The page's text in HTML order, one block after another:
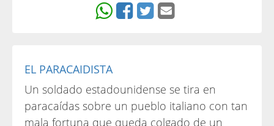
EL PARACAIDISTA
Un soldado estadounidense se tira en
paracaídas sobre un pueblo italiano con tan
mala fortuna que queda colgado de un